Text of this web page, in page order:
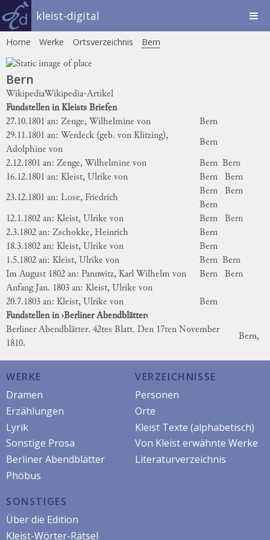
kleist-digital
Home Werke Ortsverzeichnis Bern
Bern
WikipediaWikipedia-Artikel
Fundstellen in Kleists Briefen
27.10.1801 an: Zenge, Wilhelmine von
Bern
29.11.1801 an: Werdeck (geb. von Klitzing),
Adolphine von
Bern
2.12.1801 an: Zenge, Wilhelmine von Bern Bern
16.12.1801 an: Kleist, Ulrike von
Bern Bern
23.12.1801 an: Lose, Friedrich
Bern
Bern
Bern
12.1.1802 an: Kleist, Ulrike von
Bern
Bern
2.3.1802 an: Zschokke, Heinrich
Bern
18.3.1802 an: Kleist, Ulrike von
Bern
1.5.1802 an: Kleist, Ulrike von
Bern Bern
Im August 1802 an: Pannwitz, Karl Wilhelm von
Bern
Bern
Anfang Jan. 1803 an: Kleist, Ulrike von
20.7.1803 an: Kleist, Ulrike von
Bern
Fundstellen in ›Berliner Abendblätter‹
Berliner Abendblätter. 42tes Blatt. Den 17ten November
1810.
Bern,
WERKE
Dramen
Erzählungen
Lyrik
Sonstige Prosa
Berliner Abendblätter
Phöbus
VERZEICHNISSE
Personen
Orte
Kleist Texte (alphabetisch)
Von Kleist erwähnte Werke
Literaturverzeichnis
SONSTIGES
Über die Edition
Kleist-Wörter-Rätsel